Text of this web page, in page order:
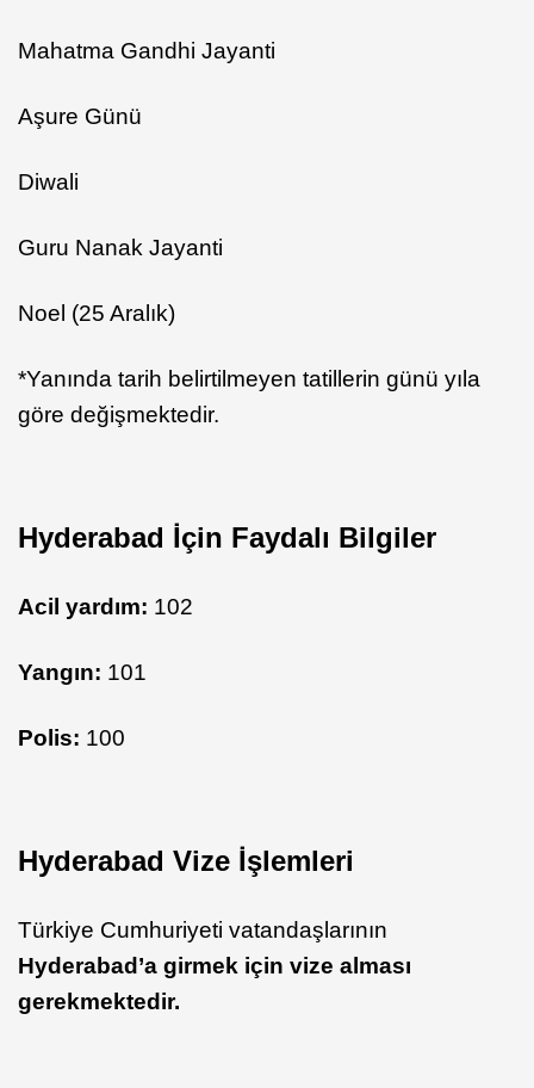
Mahatma Gandhi Jayanti
Aşure Günü
Diwali
Guru Nanak Jayanti
Noel (25 Aralık)
*Yanında tarih belirtilmeyen tatillerin günü yıla
göre değişmektedir.
Hyderabad İçin Faydalı Bilgiler
Acil yardım: 102
Yangın: 101
Polis: 100
Hyderabad Vize İşlemleri
Türkiye Cumhuriyeti vatandaşlarının
Hyderabad’a girmek için vize alması
gerekmektedir.